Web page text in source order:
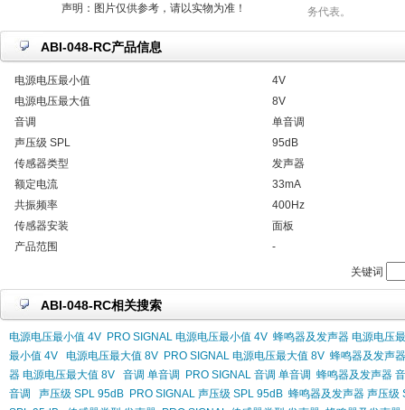
声明：图片仅供参考，请以实物为准！
务代表。
ABI-048-RC产品信息
电源电压最小值
4V
电源电压最大值
8V
音调
单音调
声压级 SPL
95dB
传感器类型
发声器
额定电流
33mA
共振频率
400Hz
传感器安装
面板
产品范围
-
关键词
ABI-048-RC相关搜索
电源电压最小值 4V PRO SIGNAL 电源电压最小值 4V 蜂鸣器及发声器 电源电压
最小值 4V
电源电压最大值 8V PRO SIGNAL 电源电压最大值 8V 蜂鸣器及发声
器 电源电压最大值 8V
音调 单音调 PRO SIGNAL 音调 单音调 蜂鸣器及发声器
音调
声压级 SPL 95dB PRO SIGNAL 声压级 SPL 95dB 蜂鸣器及发声器 声压级